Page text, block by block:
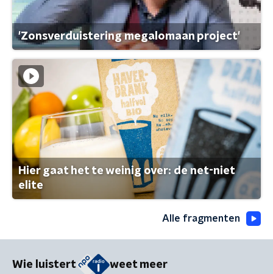
'Zonsverduistering megalomaan project'
Hier gaat het te weinig over: de net-niet
elite
Alle fragmenten
Wie luistert weet meer